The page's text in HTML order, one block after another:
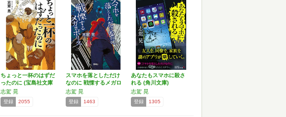
ちょっと一杯のはずだ
ったのに (宝島社文庫
…
志駕 晃
登録 2055
スマホを落としただけ
なのに 戦慄するメガロ
ポ…
志駕 晃
登録 1463
あなたもスマホに殺さ
れる (角川文庫)
志駕 晃
登録 1305